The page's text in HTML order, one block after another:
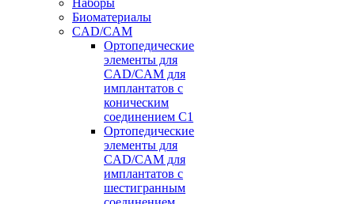
Наборы
Биоматериалы
CAD/CAM
Ортопедические
элементы для
CAD/CAM для
имплантатов с
коническим
соединением С1
Ортопедические
элементы для
CAD/CAM для
имплантатов с
шестигранным